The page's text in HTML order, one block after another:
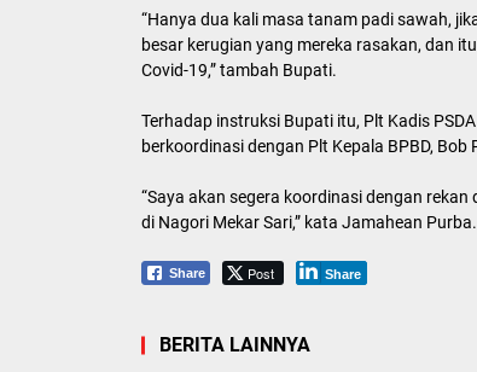
“Hanya dua kali masa tanam padi sawah,
besar kerugian yang mereka rasakan, dan
Covid-19,” tambah Bupati.
Terhadap instruksi Bupati itu, Plt Kadis
berkoordinasi dengan Plt Kepala BPBD, Bob
“Saya akan segera koordinasi dengan
di Nagori Mekar Sari,” kata Jamahean Purba.
Share Post Share
BERITA LAINNYA